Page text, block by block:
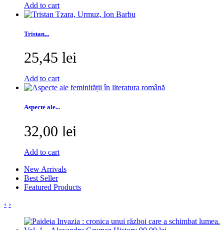
Add to cart
Tristan...
25,45 lei
Add to cart
Aspecte ale...
32,00 lei
Add to cart
New Arrivals
Best Seller
Featured Products
‹ ›